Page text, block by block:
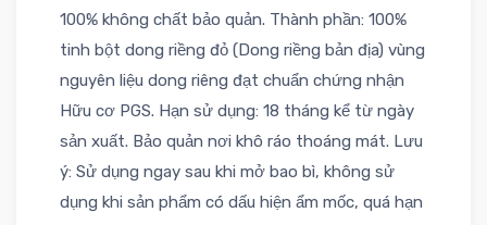
100% không chất bảo quản. Thành phần: 100%
tinh bột dong riềng đỏ (Dong riềng bản địa) vùng
nguyên liệu dong riêng đạt chuẩn chứng nhận
Hữu cơ PGS. Hạn sử dụng: 18 tháng kể từ ngày
sản xuất. Bảo quản nơi khô ráo thoáng mát. Lưu
ý: Sử dụng ngay sau khi mở bao bì, không sử
dụng khi sản phẩm có dấu hiện ẩm mốc, quá hạn